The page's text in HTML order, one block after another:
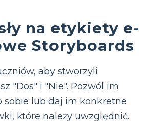
na etykiety e-
Storyboards
aby stworzyli
"Dos" i "Nie". Pozwól im
sobie lub daj im konkretne
które należy uwzględnić.